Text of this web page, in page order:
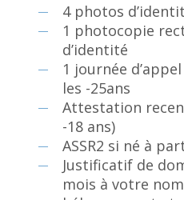
4 photos
1 photocopie
d’identité
1 journée
les -25ans
Attestation
-18 ans)
ASSR2 si né à
Justificatif de
mois à votre